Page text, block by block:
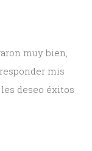
muy bien,
mis
deseo éxitos